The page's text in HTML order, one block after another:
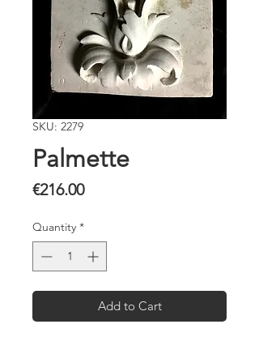
SKU: 2279
Palmette
€216.00Price
Quantity *
Add to Cart